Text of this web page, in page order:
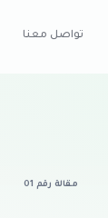
تواصل معنا
مقالة رقم 01